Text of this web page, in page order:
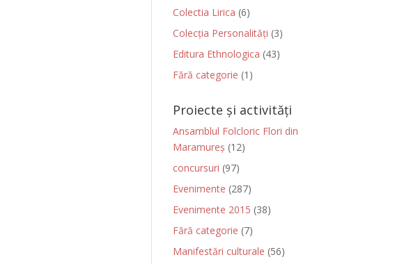
Colectia Lirica (6)
Colecția Personalități (3)
Editura Ethnologica (43)
Fără categorie (1)
Proiecte și activități
Ansamblul Folcloric Flori din
Maramureș (12)
concursuri (97)
Evenimente (287)
Evenimente 2015 (38)
Fără categorie (7)
Manifestări culturale (56)